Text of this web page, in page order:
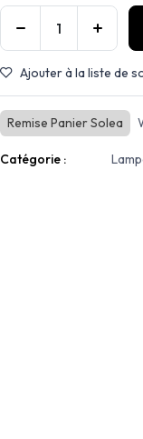
Ajouter à la liste de
Remise Panier Solea
Catégorie :